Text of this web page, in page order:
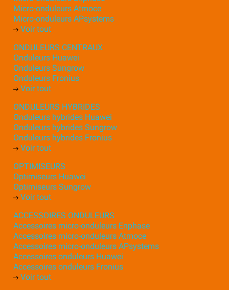
Micro-onduleurs Atmoce
Micro-onduleurs APsystems
Voir tout
ONDULEURS CENTRAUX
Onduleurs Huawei
Onduleurs Sungrow
Onduleurs Fronius
Voir tout
ONDULEURS HYBRIDES
Onduleurs hybrides Huawei
Onduleurs hybrides Sungrow
Onduleurs hybrides Fronius
Voir tout
OPTIMISEURS
Optimiseurs Huawei
Optimiseurs Sungrow
Voir tout
ACCESSOIRES ONDULEURS
Accessoires micro-onduleurs Enphase
Accessoires micro-onduleurs Atmoce
Accessoires micro-onduleurs APsystems
Accessoires onduleurs Huawei
Accessoires onduleurs Fronius
Voir tout